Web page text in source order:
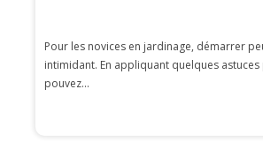
Pour les novices en jardinage, démarrer
intimidant. En appliquant quelques
pouvez...